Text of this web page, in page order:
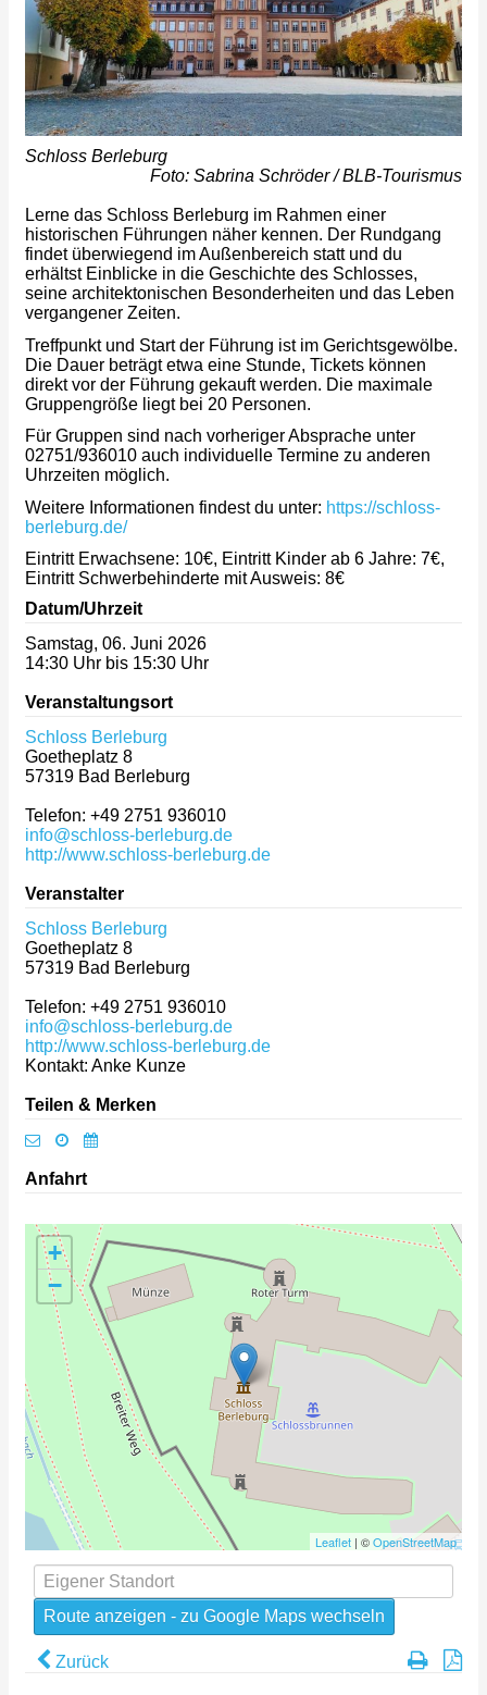
Schloss Berleburg
Foto: Sabrina Schröder / BLB-Tourismus
Lerne das Schloss Berleburg im Rahmen einer
historischen Führungen näher kennen. Der Rundgang
findet überwiegend im Außenbereich statt und du
erhältst Einblicke in die Geschichte des Schlosses,
seine architektonischen Besonderheiten und das Leben
vergangener Zeiten.
Treffpunkt und Start der Führung ist im Gerichtsgewölbe.
Die Dauer beträgt etwa eine Stunde, Tickets können
direkt vor der Führung gekauft werden. Die maximale
Gruppengröße liegt bei 20 Personen.
Für Gruppen sind nach vorheriger Absprache unter
02751/936010 auch individuelle Termine zu anderen
Uhrzeiten möglich.
Weitere Informationen findest du unter: https://schloss-
berleburg.de/
Eintritt Erwachsene: 10€, Eintritt Kinder ab 6 Jahre: 7€,
Eintritt Schwerbehinderte mit Ausweis: 8€
Datum/Uhrzeit
Samstag, 06. Juni 2026
14:30 Uhr bis 15:30 Uhr
Veranstaltungsort
Schloss Berleburg
Goetheplatz 8
57319 Bad Berleburg
Telefon: +49 2751 936010
info@schloss-berleburg.de
http://www.schloss-berleburg.de
Veranstalter
Schloss Berleburg
Goetheplatz 8
57319 Bad Berleburg
Telefon: +49 2751 936010
info@schloss-berleburg.de
http://www.schloss-berleburg.de
Kontakt: Anke Kunze
Teilen & Merken
Anfahrt
+
−
Leaflet | ©OpenStreetMap
Zurück